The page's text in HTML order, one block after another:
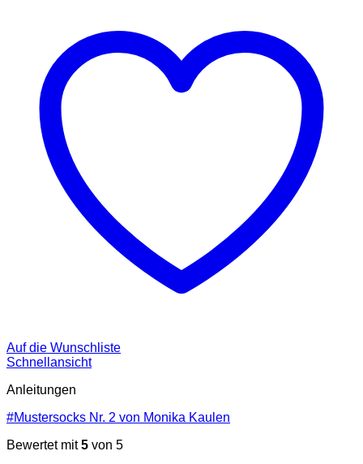
Auf die Wunschliste
Schnellansicht
Anleitungen
#Mustersocks Nr. 2 von Monika Kaulen
Bewertet mit5 von 5